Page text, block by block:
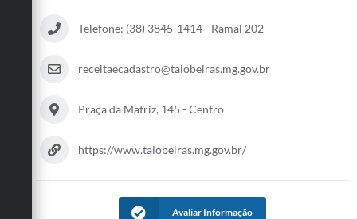
Obras
Emprega
Galeria de Vídeos
Telefone: (38) 3845-1414 - Ramal 202
receitaecadastro@taiobeiras.mg.gov.br
Praça da Matriz, 145 - Centro
https://www.taiobeiras.mg.gov.br/
Avaliar Informação